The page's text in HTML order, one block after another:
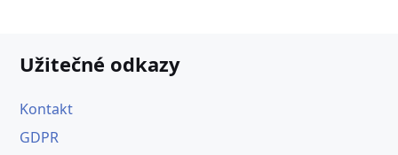
Užitečné odkazy
Kontakt
GDPR